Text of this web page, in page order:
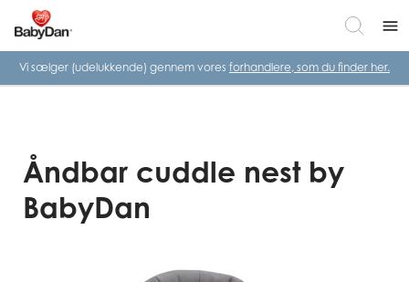
menu
Vi sælger (udelukkende) gennem vores forhandlere, som du finder her.
Åndbar cuddle nest by
BabyDan